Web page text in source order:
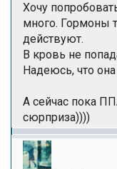
Хочу
много. Гормоны
действуют.
В кровь не
Надеюсь, что
А сейчас пока
сюрприза))))